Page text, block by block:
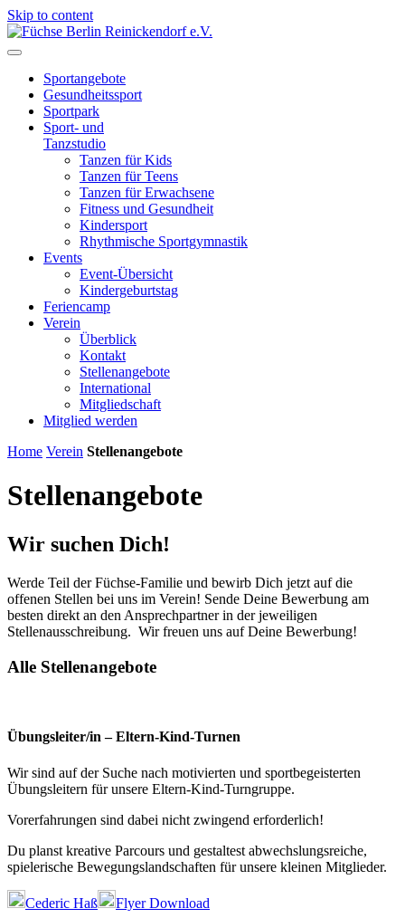
Skip to content
Sportangebote
Gesundheitssport
Sportpark
Sport- und
Tanzstudio
Tanzen für Kids
Tanzen für Teens
Tanzen für Erwachsene
Fitness und Gesundheit
Kindersport
Rhythmische Sportgymnastik
Events
Event-Übersicht
Kindergeburtstag
Feriencamp
Verein
Überblick
Kontakt
Stellenangebote
International
Mitgliedschaft
Mitglied werden
Home Verein Stellenangebote
Stellenangebote
Wir suchen Dich!
Werde Teil der Füchse-Familie und bewirb Dich jetzt auf die
offenen Stellen bei uns im Verein! Sende Deine Bewerbung am
besten direkt an den Ansprechpartner in der jeweiligen
Stellenausschreibung. Wir freuen uns auf Deine Bewerbung!
Alle Stellenangebote
Übungsleiter/in – Eltern-Kind-Turnen
Wir sind auf der Suche nach motivierten und sportbegeisterten
Übungsleitern für unsere Eltern-Kind-Turngruppe.
Vorerfahrungen sind dabei nicht zwingend erforderlich!
Du planst kreative Parcours und gestaltest abwechslungsreiche,
spielerische Bewegungslandschaften für unsere kleinen Mitglieder.
Cederic Haß Flyer Download